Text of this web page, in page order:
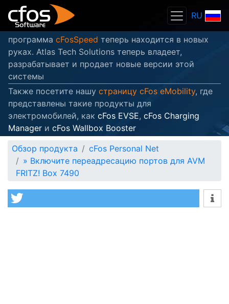
RU
программа cFosSpeed теперь находится в новых
руках. Atlas Tech Solutions теперь владеет,
разрабатывает и продает новые версии этой
системы
Также посетите нашу страницу cFos eMobility, где
представлены такие продукты для
электромобилей, как cFos EVSE, cFos Charging
Manager и cFos Wallbox Booster
Обзор продукта
cFos Personal Net
» Включите переадресацию портов для AVM
FRITZ! Box 7490